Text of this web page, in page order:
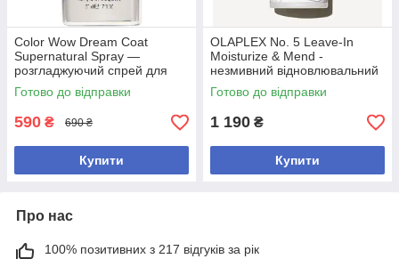
Color Wow Dream Coat
Supernatural Spray —
розгладжуючий спрей для
волосся, що захищає від
вологи, 50 мл
Готово до відправки
590 ₴ 690 ₴
Купити
OLAPLEX No. 5 Leave-In
Moisturize & Mend -
незмивний відновлювальний
кондиціонер для волосся,
100 мл
Готово до відправки
1 190 ₴
Купити
Про нас
100% позитивних з 217 відгуків за рік